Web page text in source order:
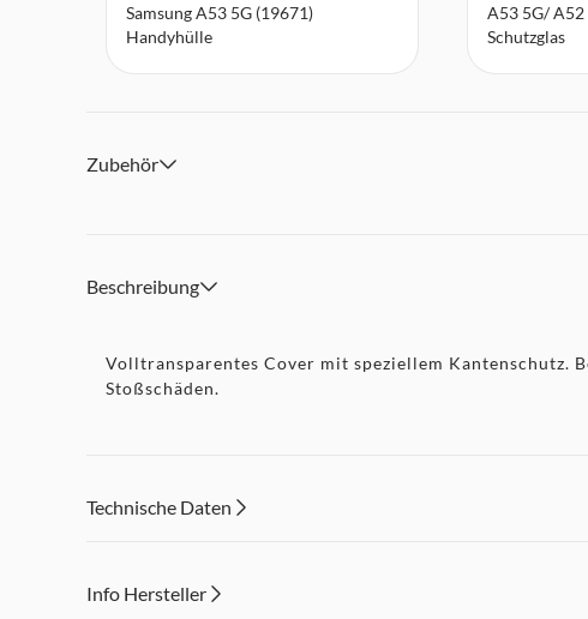
Samsung A53 5G (19671)
Handyhülle
A53 5G/ A52
Schutzglas
Zubehör
Beschreibung
Volltransparentes Cover mit speziellem Kantenschutz.
Stoßschäden.
Technische Daten
Info Hersteller